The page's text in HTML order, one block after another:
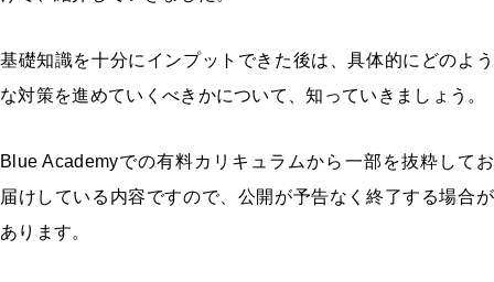
基礎知識を十分にインプットできた後は、具体的にどのよう
な対策を進めていくべきかについて、知っていきましょう。
Blue Academyでの有料カリキュラムから一部を抜粋してお
届けしている内容ですので、公開が予告なく終了する場合が
あります。